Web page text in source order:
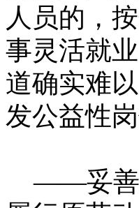
人员的，
事灵活就
道确实难
发公益性
——妥善